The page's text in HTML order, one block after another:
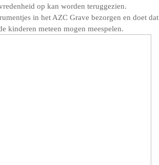
op kan worden teruggezien.
in het AZC Grave bezorgen en doet dat
kinderen meteen mogen meespelen.